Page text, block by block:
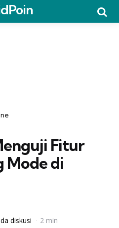
Fitur
Mode di
diskusi 2 min